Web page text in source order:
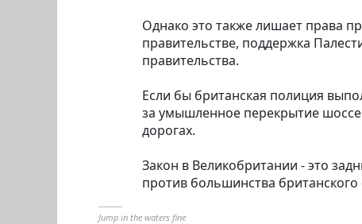
Однако это также лишает права
правительстве, поддержка
правительства.
Если бы британская полиция
за умышленное перекрытие шоссе
дорогах.
Закон в Великобритании - это
против большинства
----------
Jump in the waters fine